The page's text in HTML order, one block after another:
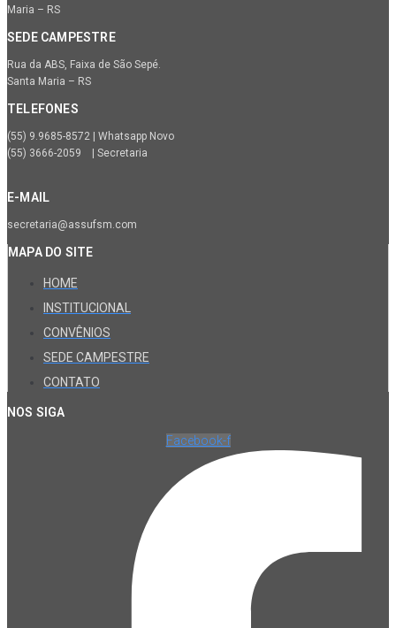
Maria – RS
SEDE CAMPESTRE
Rua da ABS, Faixa de São Sepé.
Santa Maria – RS
TELEFONES
(55) 9.9685-8572 | Whatsapp Novo
(55) 3666-2059 | Secretaria
E-MAIL
secretaria@assufsm.com
MAPA DO SITE
HOME
INSTITUCIONAL
CONVÊNIOS
SEDE CAMPESTRE
CONTATO
NOS SIGA
Facebook-f